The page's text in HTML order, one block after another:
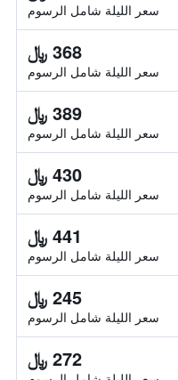
سعر الليلة شامل الرسوم
368 ﷼
سعر الليلة شامل الرسوم
389 ﷼
سعر الليلة شامل الرسوم
430 ﷼
سعر الليلة شامل الرسوم
441 ﷼
سعر الليلة شامل الرسوم
245 ﷼
سعر الليلة شامل الرسوم
272 ﷼